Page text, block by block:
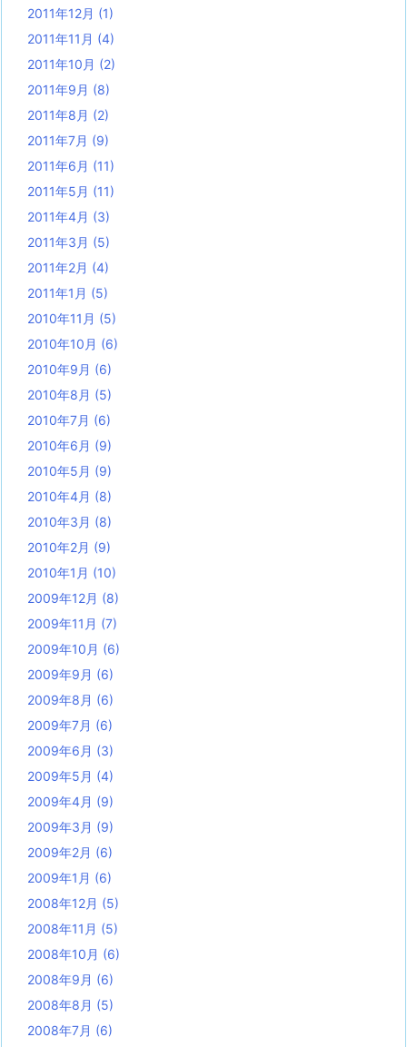
2011年12月 (1)
2011年11月 (4)
2011年10月 (2)
2011年9月 (8)
2011年8月 (2)
2011年7月 (9)
2011年6月 (11)
2011年5月 (11)
2011年4月 (3)
2011年3月 (5)
2011年2月 (4)
2011年1月 (5)
2010年11月 (5)
2010年10月 (6)
2010年9月 (6)
2010年8月 (5)
2010年7月 (6)
2010年6月 (9)
2010年5月 (9)
2010年4月 (8)
2010年3月 (8)
2010年2月 (9)
2010年1月 (10)
2009年12月 (8)
2009年11月 (7)
2009年10月 (6)
2009年9月 (6)
2009年8月 (6)
2009年7月 (6)
2009年6月 (3)
2009年5月 (4)
2009年4月 (9)
2009年3月 (9)
2009年2月 (6)
2009年1月 (6)
2008年12月 (5)
2008年11月 (5)
2008年10月 (6)
2008年9月 (6)
2008年8月 (5)
2008年7月 (6)